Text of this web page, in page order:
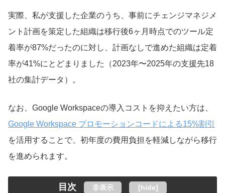
実際、私が支援した企業のうち、事前にチェンジマネジメ
ント計画を策定した組織は移行後6ヶ月時点でのツール定
着率が87%だったのに対し、計画なしで進めた組織は定着
率が41%にとどまりました（2023年〜2025年の支援先18
社の集計データ）。
なお、Google Workspaceの導入コストを抑えたい方は、
Google Workspace プロモーションコードによる15%割引
を活用することで、初年度の費用負担を軽減しながら移行
を進められます。
目次 非表示 [hide]